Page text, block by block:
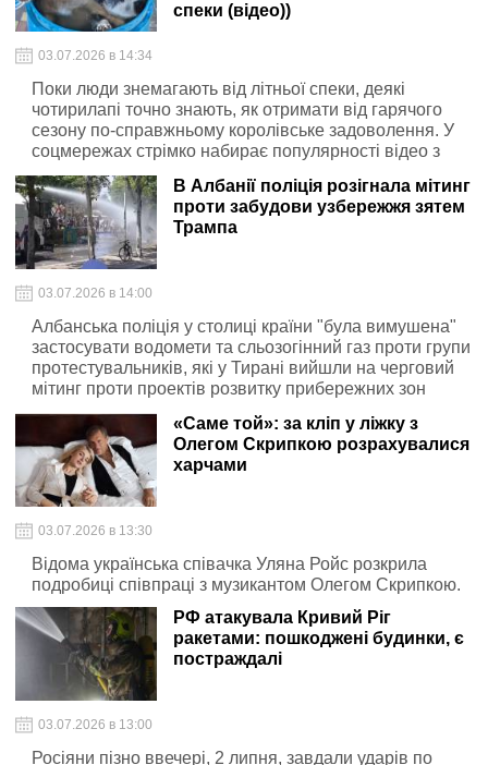
спеки (відео))
03.07.2026 в 14:34
Поки люди знемагають від літньої спеки, деякі
чотирилапі точно знають, як отримати від гарячого
сезону по-справжньому королівське задоволення. У
соцмережах стрімко набирає популярності відео з
двома пухнастими красунями — Топою та Лолою ,
які вигадали ідеальний спосіб охолодження. Про це
під час огляду соцмереж у прямому ефірі “Ранку
Вдома” розповіли ведучі Дар’я Кудімова та Денис
Мінін .
В Албанії поліція розігнала мітинг
проти забудови узбережжя зятем
Трампа
03.07.2026 в 14:00
Албанська поліція у столиці країни "була вимушена"
застосувати водомети та сльозогінний газ проти групи
протестувальників, які у Тирані вийшли на черговий
мітинг проти проектів розвитку прибережних зон
країни
«Саме той»: за кліп у ліжку з
Олегом Скрипкою розрахувалися
харчами
03.07.2026 в 13:30
Відома українська співачка Уляна Ройс розкрила
подробиці співпраці з музикантом Олегом Скрипкою.
РФ атакувала Кривий Ріг
ракетами: пошкоджені будинки, є
постраждалі
03.07.2026 в 13:00
Росіяни пізно ввечері, 2 липня, завдали ударів по